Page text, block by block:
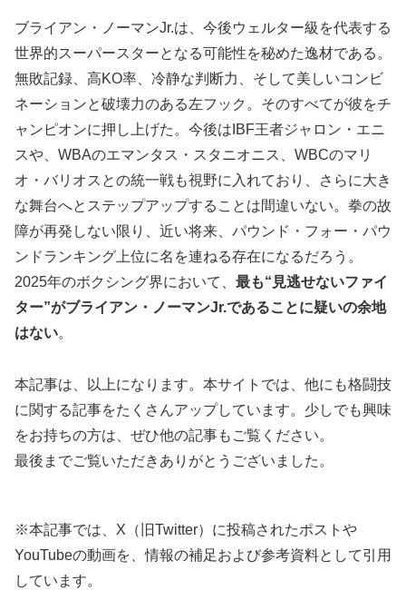
ブライアン・ノーマンJr.は、今後ウェルター級を代表する
世界的スーパースターとなる可能性を秘めた逸材である。
無敗記録、高KO率、冷静な判断力、そして美しいコンビ
ネーションと破壊力のある左フック。そのすべてが彼をチ
ャンピオンに押し上げた。今後はIBF王者ジャロン・エニ
スや、WBAのエマンタス・スタニオニス、WBCのマリ
オ・バリオスとの統一戦も視野に入れており、さらに大き
な舞台へとステップアップすることは間違いない。拳の故
障が再発しない限り、近い将来、パウンド・フォー・パウ
ンドランキング上位に名を連ねる存在になるだろう。
2025年のボクシング界において、 最も“見逃せないファイ
ター”がブライアン・ノーマンJr.であることに疑いの余地
はない。
本記事は、以上になります。本サイトでは、他にも格闘技
に関する記事をたくさんアップしています。少しでも興味
をお持ちの方は、ぜひ他の記事もご覧ください。
最後までご覧いただきありがとうございました。
※本記事では、X（旧Twitter）に投稿されたポストや
YouTubeの動画を、情報の補足および参考資料として引用
しています。